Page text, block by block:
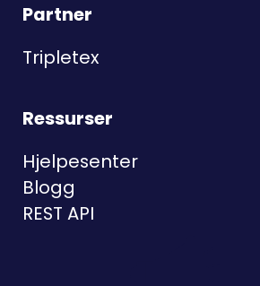
Partner
Tripletex
Ressurser
Hjelpesenter
Blogg
REST API